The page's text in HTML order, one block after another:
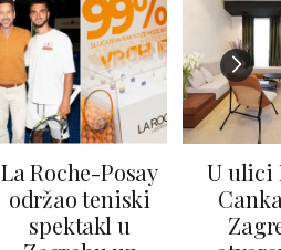
La Roche-Posay
održao teniski
spektakl u
U ulici